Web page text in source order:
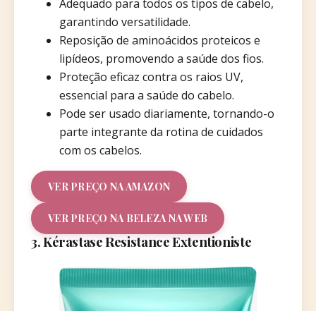
Adequado para todos os tipos de cabelo,
garantindo versatilidade.
Reposição de aminoácidos proteicos e
lipídeos, promovendo a saúde dos fios.
Proteção eficaz contra os raios UV,
essencial para a saúde do cabelo.
Pode ser usado diariamente, tornando-o
parte integrante da rotina de cuidados
com os cabelos.
VER PREÇO NA AMAZON
VER PREÇO NA BELEZA NA WEB
3. Kérastase Resistance Extentioniste